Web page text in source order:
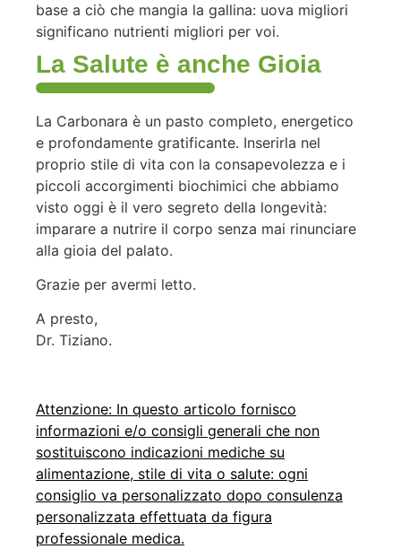
base a ciò che mangia la gallina: uova migliori
significano nutrienti migliori per voi.
La Salute è anche Gioia
La Carbonara è un pasto completo, energetico
e profondamente gratificante. Inserirla nel
proprio stile di vita con la consapevolezza e i
piccoli accorgimenti biochimici che abbiamo
visto oggi è il vero segreto della longevità:
imparare a nutrire il corpo senza mai rinunciare
alla gioia del palato.
Grazie per avermi letto.
A presto,
Dr. Tiziano.
Attenzione: In questo articolo fornisco
informazioni e/o consigli generali che non
sostituiscono indicazioni mediche su
alimentazione, stile di vita o salute: ogni
consiglio va personalizzato dopo consulenza
personalizzata effettuata da figura
professionale medica.